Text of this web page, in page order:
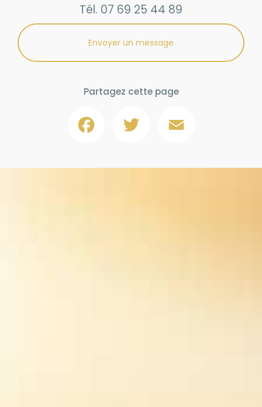
Tél. 07 69 25 44 89
Envoyer un message
Partagez cette page